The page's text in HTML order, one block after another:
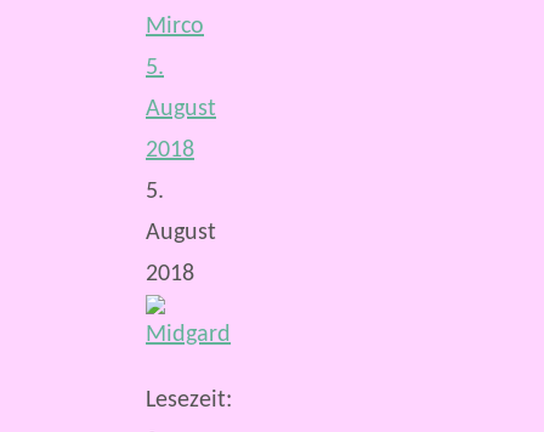
Mirco
5.
August
2018
5.
August
2018
Lesezeit: